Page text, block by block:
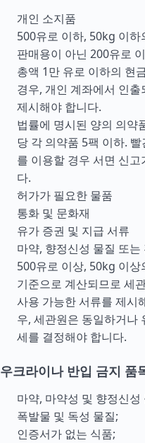
개인 소지품
500유로 이하, 50kg 이하
판매용이 아닌 200유로
총액 1만 유로 이하의 현
경우, 개인 계좌에서 인
제시해야 합니다.
법률에 명시된 양의 의약
당 각 의약품 5팩 이하.
를 이용할 경우 서면 신
다.
허가가 필요한 물품
통화 및 문화재
유가 증권 및 지급 서류
마약, 향정신성 물질 또
500유로 이상, 50kg 이
기준으로 계산되므로 세
사용 가능한 서류를 제시
우, 세관원은 동일하거나
세를 결정해야 합니다.
우크라이나 반입 금지 품
마약, 마약성 및 향정신성
폭발물 및 독성 물질;
인증서가 없는 식품;